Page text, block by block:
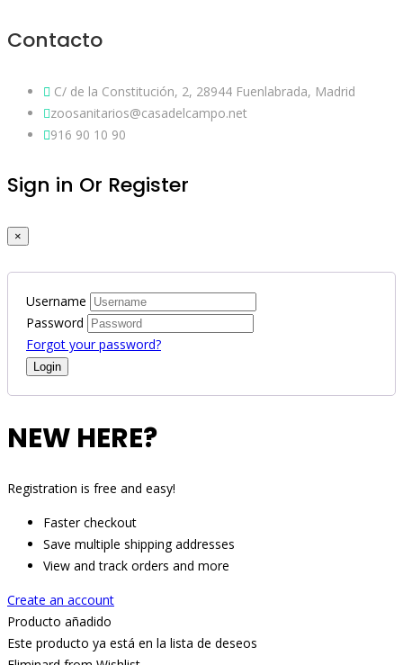
Contacto
C/ de la Constitución, 2, 28944 Fuenlabrada, Madrid
zoosanitarios@casadelcampo.net
916 90 10 90
Sign in Or Register
×
Username
Password
Forgot your password?
NEW HERE?
Registration is free and easy!
Faster checkout
Save multiple shipping addresses
View and track orders and more
Create an account
Producto añadido
Este producto ya está en la lista de deseos